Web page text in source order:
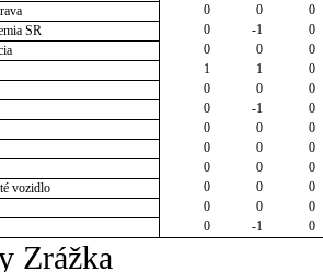
0 0
0
SR
0 -1
0
0 0
0
1 1
0
0 0
0
0 -1
0
0 0
0
0 0
0
0 0
0
vozidlo
0 0
0
0 0
0
0 -1 0
Zrážka